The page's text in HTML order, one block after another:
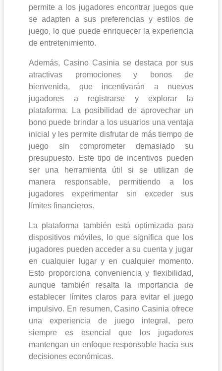
permite a los jugadores encontrar juegos que
se adapten a sus preferencias y estilos de
juego, lo que puede enriquecer la experiencia
de entretenimiento.
Además, Casino Casinia se destaca por sus
atractivas promociones y bonos de
bienvenida, que incentivarán a nuevos
jugadores a registrarse y explorar la
plataforma. La posibilidad de aprovechar un
bono puede brindar a los usuarios una ventaja
inicial y les permite disfrutar de más tiempo de
juego sin comprometer demasiado su
presupuesto. Este tipo de incentivos pueden
ser una herramienta útil si se utilizan de
manera responsable, permitiendo a los
jugadores experimentar sin exceder sus
límites financieros.
La plataforma también está optimizada para
dispositivos móviles, lo que significa que los
jugadores pueden acceder a su cuenta y jugar
en cualquier lugar y en cualquier momento.
Esto proporciona conveniencia y flexibilidad,
aunque también resalta la importancia de
establecer límites claros para evitar el juego
impulsivo. En resumen, Casino Casinia ofrece
una experiencia de juego integral, pero
siempre es esencial que los jugadores
mantengan un enfoque responsable hacia sus
decisiones económicas.